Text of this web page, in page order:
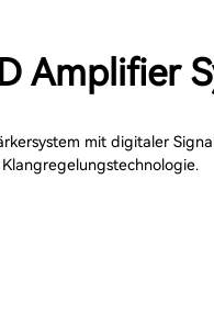
Amplifier
mit digitaler